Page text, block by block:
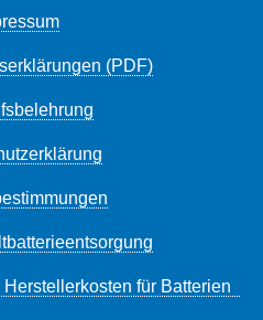
(PDF)
für Batterien